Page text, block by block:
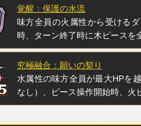
覚醒：保護の水流
味方全員の火属性から受ける
時、ターン終了時に木ピースを
究極融合：願いの契り
水属性の味方全員が最大HPを
なし）、ピース操作開始時、火